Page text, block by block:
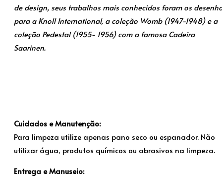
de design, seus trabalhos mais conhecidos foram os
para a Knoll International, a coleção Womb (1947-1948) e a
coleção Pedestal (1955- 1956) com a famosa Cadeira
Saarinen.
Cuidados e Manutenção:
Para limpeza utilize apenas pano seco ou espanador. Não
utilizar água, produtos químicos ou abrasivos na limpeza.
Entrega e Manuseio: